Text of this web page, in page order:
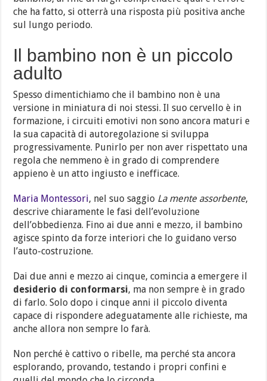
che ha fatto, si otterrà una risposta più positiva anche
sul lungo periodo.
Il bambino non è un piccolo
adulto
Spesso dimentichiamo che il bambino non è una
versione in miniatura di noi stessi. Il suo cervello è in
formazione, i circuiti emotivi non sono ancora maturi e
la sua capacità di autoregolazione si sviluppa
progressivamente. Punirlo per non aver rispettato una
regola che nemmeno è in grado di comprendere
appieno è un atto ingiusto e inefficace.
Maria Montessori, nel suo saggio La mente assorbente,
descrive chiaramente le fasi dell’evoluzione
dell’obbedienza. Fino ai due anni e mezzo, il bambino
agisce spinto da forze interiori che lo guidano verso
l’auto-costruzione.
Dai due anni e mezzo ai cinque, comincia a emergere il
desiderio di conformarsi, ma non sempre è in grado
di farlo. Solo dopo i cinque anni il piccolo diventa
capace di rispondere adeguatamente alle richieste, ma
anche allora non sempre lo farà.
Non perché è cattivo o ribelle, ma perché sta ancora
esplorando, provando, testando i propri confini e